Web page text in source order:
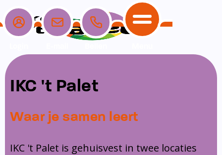
Home
School
Ons team
Schoolgids
Ouders
Ouders
Overblijf
Ouderraad
Opvang
Opvang
Peuterspeelzaal
Buitenschoolse opvang
Communicatie
IKC 't Palet
Waar je samen leert
IKC 't Palet is gehuisvest in twee locaties